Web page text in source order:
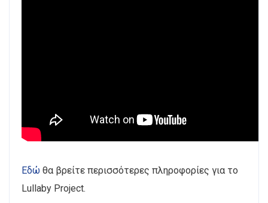
Εδώ θα βρείτε περισσότερες πληροφορίες για το
Lullaby Project.